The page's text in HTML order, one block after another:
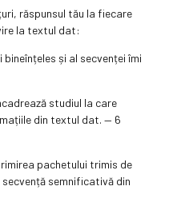
răspunsul tău la fiecare
la textul dat:
și al secvenței îmi
studiul la care
din textul dat. — 6
pachetului trimis de
semnificativă din